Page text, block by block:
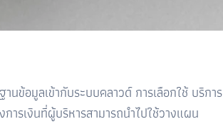
ข้อมูลเข้ากับระบบคลาวด์ การเลือกใช้ บริการ
รเงินที่ผู้บริหารสามารถนำไปใช้วางแผน